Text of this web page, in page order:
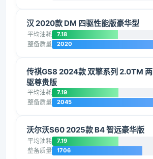
汉 2020款 DM 四驱性能版豪华型
平均油耗 7.18
整备质量 2020
传祺GS8 2024款 双擎系列 2.0TM 两
驱尊贵版
平均油耗 7.19
整备质量 2045
沃尔沃S60 2025款 B4 智远豪华版
平均油耗 7.19
整备质量 1706